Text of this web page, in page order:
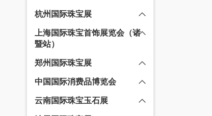
杭州国际珠宝展
上海国际珠宝首饰展览会（诸
暨站）
郑州国际珠宝展
中国国际消费品博览会
云南国际珠宝玉石展